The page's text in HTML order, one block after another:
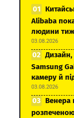
Alibaba
людини
03.08.2026
Дизайн,
Samsung
камеру й
03.08.2026
Венера